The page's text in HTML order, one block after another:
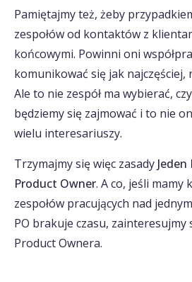
Pamiętajmy też, żeby
zespołów od kontaktów z
końcowymi. Powinni oni
komunikować się jak najczęściej,
Ale to nie zespół ma wybierać,
będziemy się zajmować i to nie
wielu interesariuszy.
Trzymajmy się więc zasady Jeden
Product Owner. A co, jeśli mamy
zespołów pracujących nad
PO brakuje czasu, zainteresujmy
Product Ownera.